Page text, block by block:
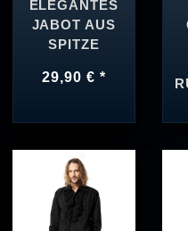
ELEGANTES
JABOT AUS
SPITZE
29,90 € *